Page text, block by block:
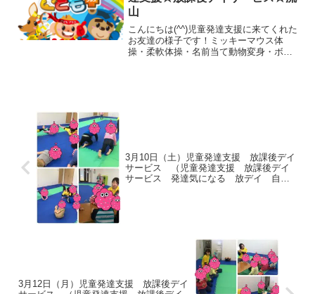
山
こんにちは(^^)児童発達支援に来てくれた
お友達の様子です！ミッキーマウス体
操・柔軟体操・名前当て動物変身・ボー
3月10日（土）児童発達支援 放課後デイ
サービス （児童発達支援 放課後デイ
サービス 発達気になる 放デイ 自閉
3月12日（月）児童発達支援 放課後デイ